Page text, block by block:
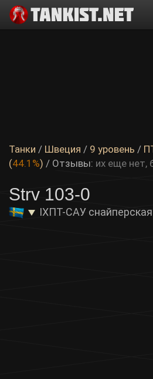
Танки / Швеция / 9 уровень /
(44.1%) / Отзывы: их еще нет,
Strv 103-0
IXПТ-САУ снайперская